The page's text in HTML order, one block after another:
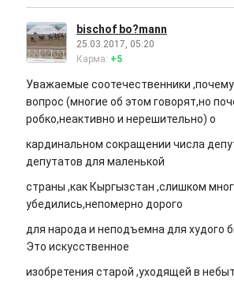
bischof bo?mann
25.03.2017, 05:20
Карма: +5
Уважаемые соотечественники
вопрос (многие об этом говорят,но
робко,неактивно и нерешительно) о
кардинальном сокращении числа
депутатов для маленькой
страны ,как Кыргызстан ,слишком
убедились,непомерно дорого
для народа и неподъемна для худого
Это искусственное
изобретения старой ,уходящей в